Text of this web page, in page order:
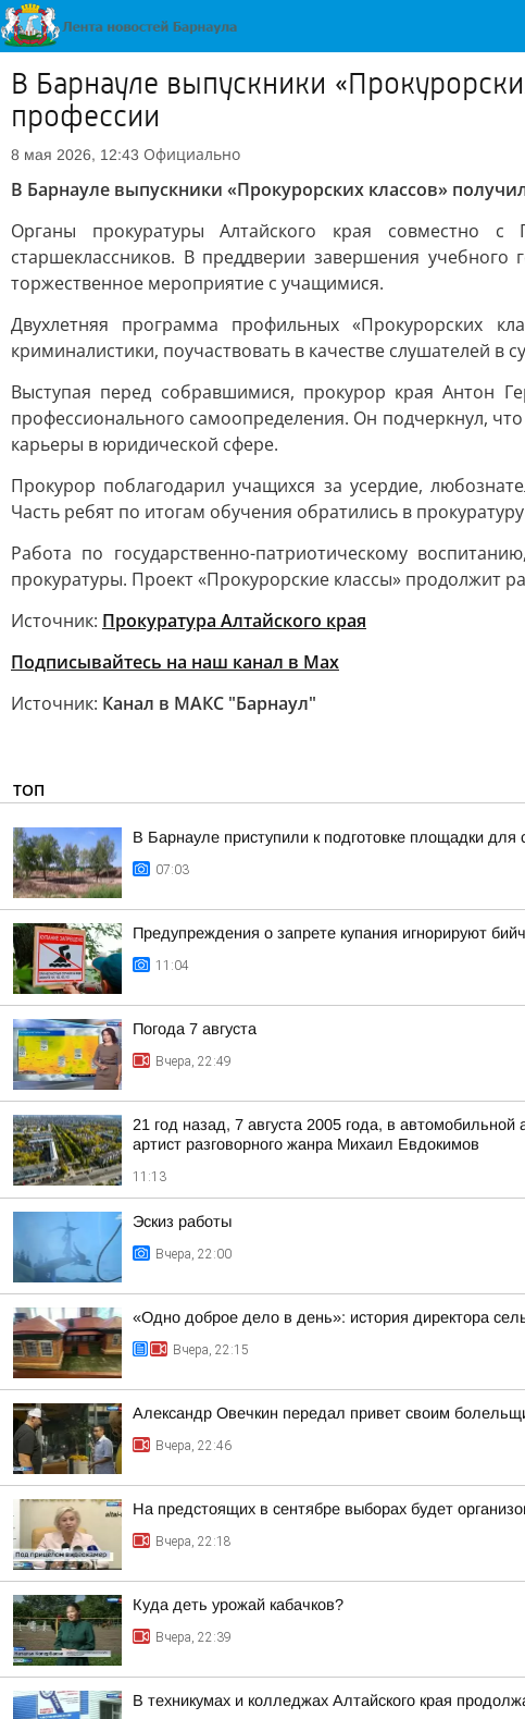
В Барнауле выпускники
профессии
8 мая 2026, 12:43 Официально
В Барнауле выпускники «Прокурорских классов»
Органы прокуратуры Алтайского края совместно с
старшеклассников. В преддверии завершения
торжественное мероприятие с учащимися.
Двухлетняя программа профильных «Прокурорских
криминалистики, поучаствовать в качестве слушателей в
Выступая перед собравшимися, прокурор края Антон
профессионального самоопределения. Он подчеркнул,
карьеры в юридической сфере.
Прокурор поблагодарил учащихся за усердие,
Часть ребят по итогам обучения обратились в
Работа по государственно-патриотическому
прокуратуры. Проект «Прокурорские классы»
Источник: Прокуратура Алтайского края
Подписывайтесь на наш канал в Max
Источник: Канал в МАКС "Барнаул"
ТОП
В Барнауле приступили к подготовке площадки для
07:03
Предупреждения о запрете купания игнорируют
11:04
Погода 7 августа
Вчера, 22:49
21 год назад, 7 августа 2005 года, в
артист разговорного жанра Михаил Евдокимов
11:13
Эскиз работы
Вчера, 22:00
«Одно доброе дело в день»: история директора
Вчера, 22:15
Александр Овечкин передал привет своим
Вчера, 22:46
На предстоящих в сентябре выборах будет
Вчера, 22:18
Куда деть урожай кабачков?
Вчера, 22:39
В техникумах и колледжах Алтайского края